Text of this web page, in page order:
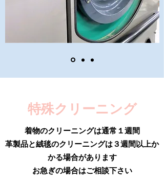
​特殊クリーニング
着物のクリーニングは通常１週間
革製品と絨毯のクリーニングは３週間以上か
かる場合があります
お急ぎの場合はご相談下さい